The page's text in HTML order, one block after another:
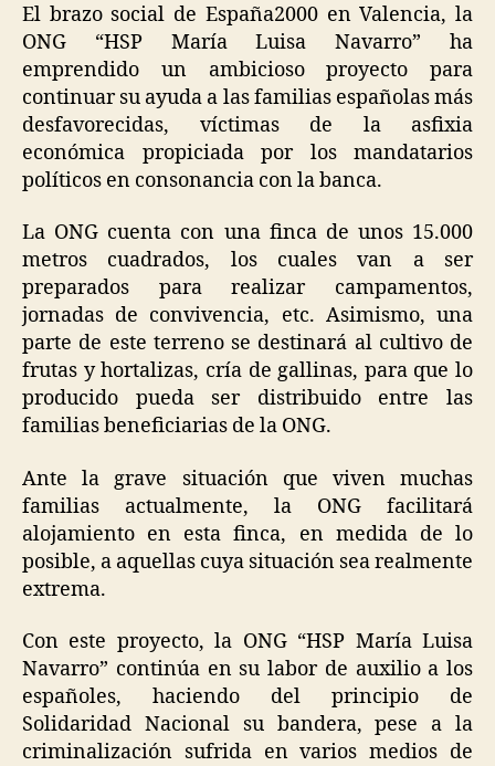
El brazo social de España2000 en Valencia, la
ONG “HSP María Luisa Navarro” ha
emprendido un ambicioso proyecto para
continuar su ayuda a las familias españolas más
desfavorecidas, víctimas de la asfixia
económica propiciada por los mandatarios
políticos en consonancia con la banca.
La ONG cuenta con una finca de unos 15.000
metros cuadrados, los cuales van a ser
preparados para realizar campamentos,
jornadas de convivencia, etc. Asimismo, una
parte de este terreno se destinará al cultivo de
frutas y hortalizas, cría de gallinas, para que lo
producido pueda ser distribuido entre las
familias beneficiarias de la ONG.
Ante la grave situación que viven muchas
familias actualmente, la ONG facilitará
alojamiento en esta finca, en medida de lo
posible, a aquellas cuya situación sea realmente
extrema.
Con este proyecto, la ONG “HSP María Luisa
Navarro” continúa en su labor de auxilio a los
españoles, haciendo del principio de
Solidaridad Nacional su bandera, pese a la
criminalización sufrida en varios medios de